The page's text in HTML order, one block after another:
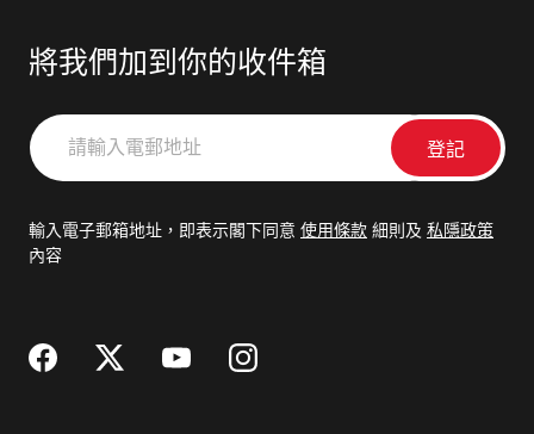
將我們加到你的收件箱
請
輸
郵
輸入電子郵箱地址，即表示閣下同意 使用條款 細則及 私隱政策
內容